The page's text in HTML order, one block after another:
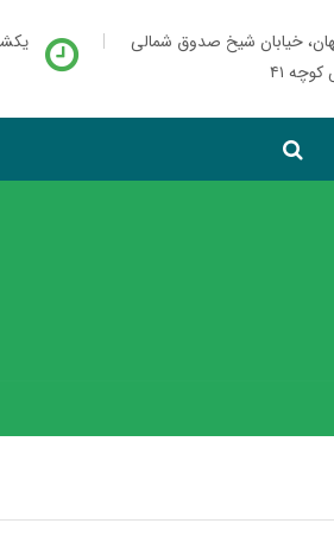
خیابان شیخ صدوق شمالی
۴۱